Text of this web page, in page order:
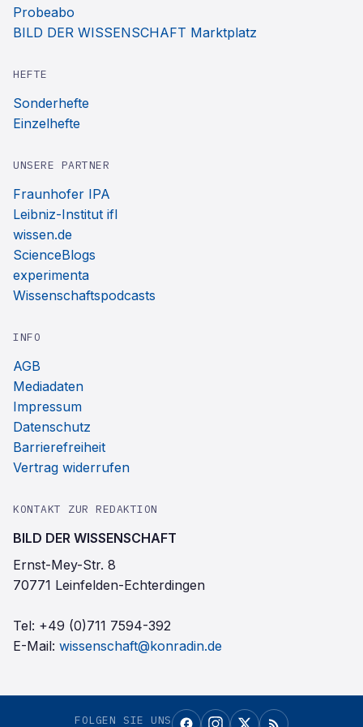
Probeabo
BILD DER WISSENSCHAFT Marktplatz
HEFTE
Sonderhefte
Einzelhefte
UNSERE PARTNER
Fraunhofer IPA
Leibniz-Institut ifl
wissen.de
ScienceBlogs
experimenta
Wissenschaftspodcasts
INFO
AGB
Mediadaten
Impressum
Datenschutz
Barrierefreiheit
Vertrag widerrufen
KONTAKT ZUR REDAKTION
BILD DER WISSENSCHAFT
Ernst-Mey-Str. 8
70771 Leinfelden-Echterdingen
Tel: +49 (0)711 7594-392
E-Mail: wissenschaft@konradin.de
FOLGEN SIE UNS